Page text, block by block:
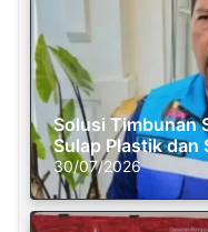
Solusi Timbunan
Sulap Plastik dan
30/07/2026